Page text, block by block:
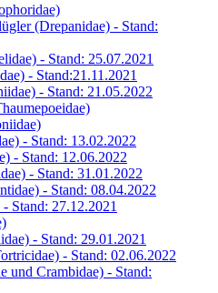
(Drepanidae) - Stand:
- Stand: 25.07.2021
- Stand:21.11.2021
- Stand: 21.05.2022
- Stand: 13.02.2022
- Stand: 12.06.2022
- Stand: 31.01.2022
- Stand: 08.04.2022
Stand: 27.12.2021
- Stand: 29.01.2021
- Stand: 02.06.2022
und Crambidae) - Stand: